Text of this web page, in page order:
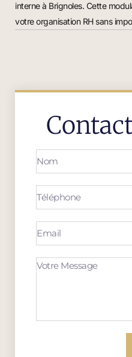
interne à Brignoles. Cette
votre organisation RH sans